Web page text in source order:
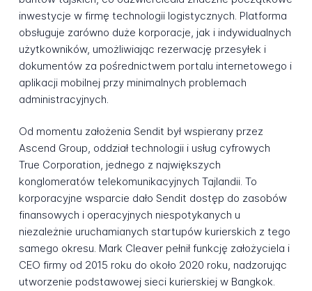
inwestycje w firmę technologii logistycznych. Platforma
obsługuje zarówno duże korporacje, jak i indywidualnych
użytkowników, umożliwiając rezerwację przesyłek i
dokumentów za pośrednictwem portalu internetowego i
aplikacji mobilnej przy minimalnych problemach
administracyjnych.
Od momentu założenia Sendit był wspierany przez
Ascend Group, oddział technologii i usług cyfrowych
True Corporation, jednego z największych
konglomeratów telekomunikacyjnych Tajlandii. To
korporacyjne wsparcie dało Sendit dostęp do zasobów
finansowych i operacyjnych niespotykanych u
niezależnie uruchamianych startupów kurierskich z tego
samego okresu. Mark Cleaver pełnił funkcję założyciela i
CEO firmy od 2015 roku do około 2020 roku, nadzorując
utworzenie podstawowej sieci kurierskiej w Bangkok.